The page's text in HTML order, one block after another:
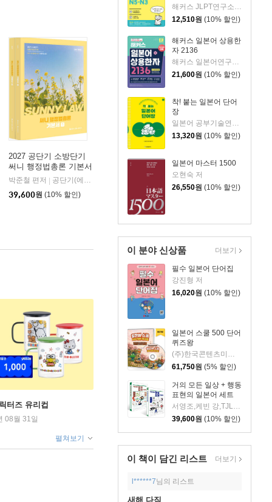
12,510원 (10% 할인)
해커스 일본어 상용한
자 2136
해커스 일본어연구소 저
21,600원 (10% 할인)
착! 붙는 일본어 단어
장
일본어 공부기술연구소 저
13,320원 (10% 할인)
일본어 마스터 1500
오현숙 저
26,550원 (10% 할인)
이 분야 신상품
필수 일본어 단어집
강진형 저
16,020원 (10% 할인)
일본어 스쿨 500 단어
퀴즈왕
(주)한국콘텐츠미디어 (부설)한국진로교육센터 저
61,750원 (5% 할인)
거의 모든 일상 + 행동
표현의 일본어 세트
서영조,케빈 강,TJL 콘텐츠 연구소 저
39,600원 (10% 할인)
더보기
이 책이 담긴 리스트 더보기
l******7님의 리스트
새해 다짐
2027 공단기 소방단기
써니 행정법총론 기본서
박준철 편저
공단기(에스티유니타스)
39,600원 (10% 할인)
터즈 유리컵
08월 31일
펼쳐보기